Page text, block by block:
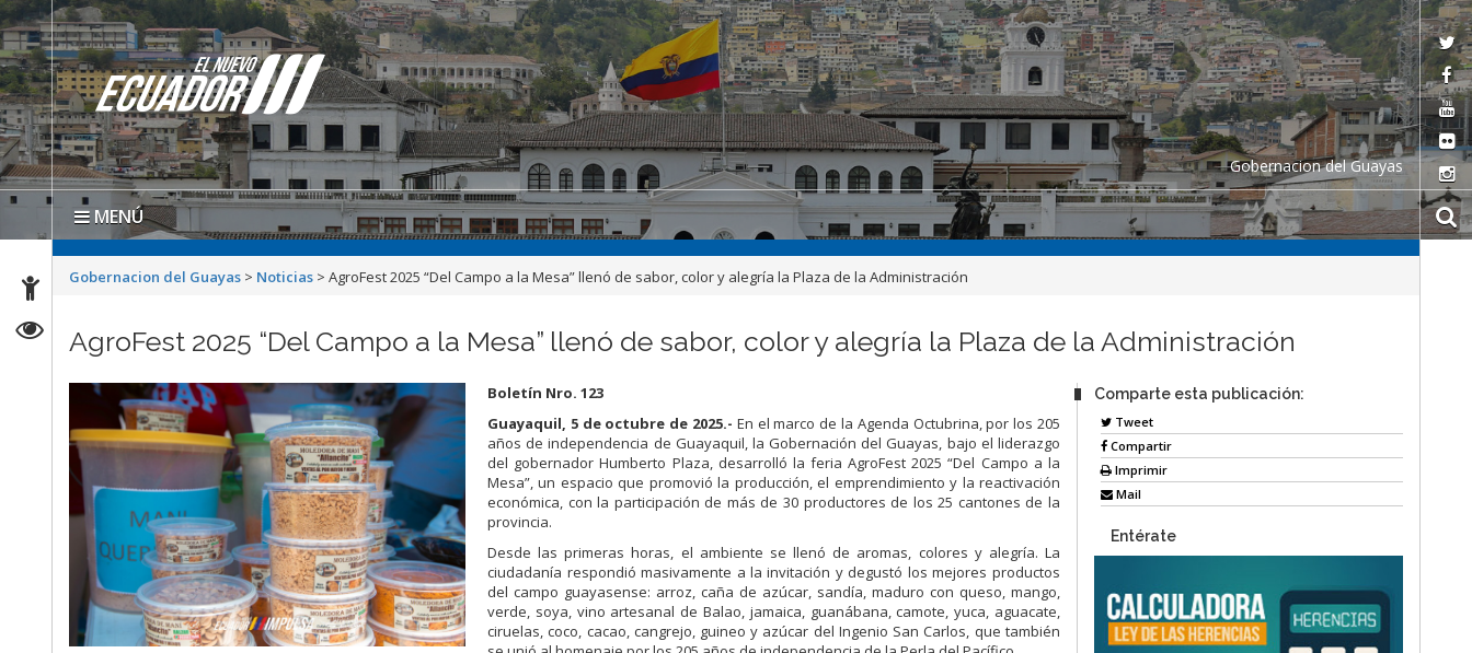
Gobernacion del Guayas
MENÚ
Gobernacion del Guayas > Noticias >AgroFest 2025 “Del Campo a la Mesa” llenó de sabor, color y alegría la Plaza de la Administración
AgroFest 2025 “Del Campo a la Mesa” llenó de sabor, color y alegría la Plaza de la Administración
Boletín Nro. 123
Guayaquil, 5 de octubre de 2025.- En el marco de la Agenda Octubrina, por los 205
años de independencia de Guayaquil, la Gobernación del Guayas, bajo el liderazgo
del gobernador Humberto Plaza, desarrolló la feria AgroFest 2025 “Del Campo a la
Mesa”, un espacio que promovió la producción, el emprendimiento y la reactivación
económica, con la participación de más de 30 productores de los 25 cantones de la
provincia.
Desde las primeras horas, el ambiente se llenó de aromas, colores y alegría. La
ciudadanía respondió masivamente a la invitación y degustó los mejores productos
del campo guayasense: arroz, caña de azúcar, sandía, maduro con queso, mango,
verde, soya, vino artesanal de Balao, jamaica, guanábana, camote, yuca, aguacate,
ciruelas, coco, cacao, cangrejo, guineo y azúcar del Ingenio San Carlos, que también
Comparte esta publicación:
Tweet
Compartir
Imprimir
Mail
Entérate